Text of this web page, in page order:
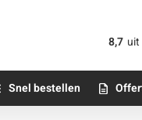
8,7 uit
Snel bestellen